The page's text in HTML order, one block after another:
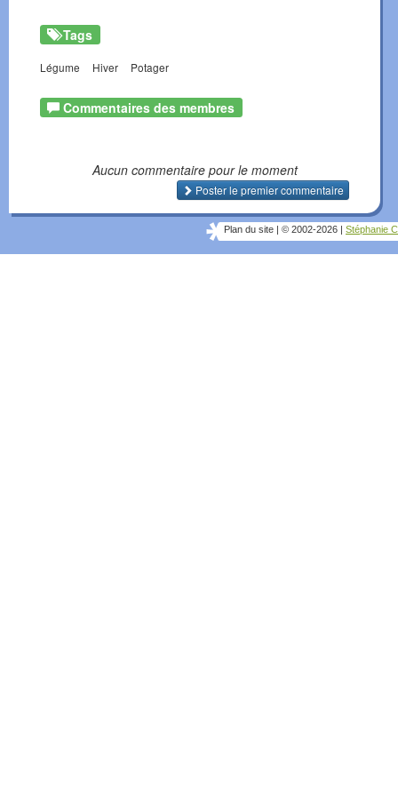
Tags
Légume Hiver Potager
Commentaires des membres
Aucun commentaire pour le moment
Poster le premier commentaire
Plan du site © 2002-2026 Stéphanie C